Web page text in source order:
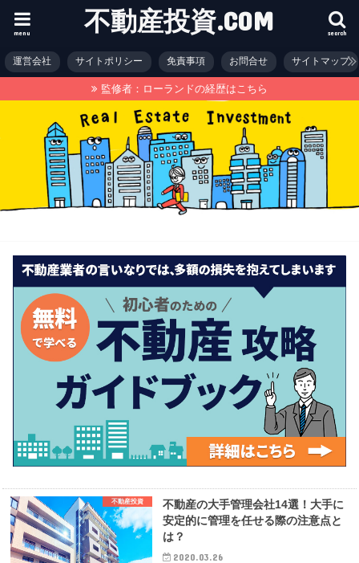
不動産投資.COM search
menu
運営会社 サイトポリシー 免責事項 お問合せ サイトマップ
監修者：ローランドの経歴はこちら
不動産投資
不動産の大手管理会社14選！大手に
安定的に管理を任せる際の注意点と
は？
2020.03.26